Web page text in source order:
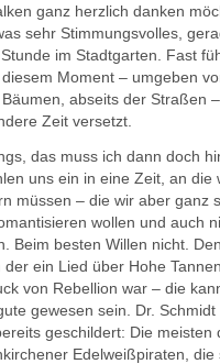
ganz herzlich danken
sehr Stimmungsvolles,
im Stadtgarten. Fast
Moment – umgeben
abseits der Straßen
Zeit versetzt.
das muss ich dann doch
uns ein in eine Zeit, an die
müssen – die wir aber ganz
wollen und auch
Beim besten Willen nicht.
der ein Lied über Hohe
von Rebellion war – die
gewesen sein. Dr. Schmidt
geschildert: Die meisten
Edelweißpiraten, die